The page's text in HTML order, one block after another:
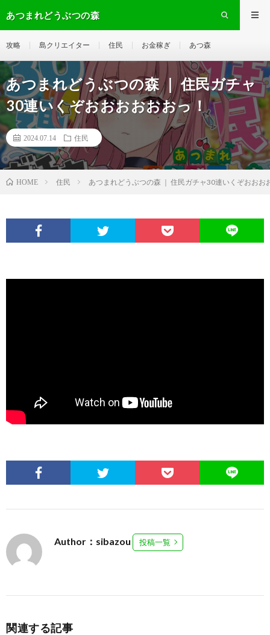
あつまれどうぶつの森
攻略 島クリエイター 住民 お金稼ぎ あつ森
あつまれどうぶつの森 ｜ 住民ガチャ
30連いくぞおおおおおおっ！
2024.07.14 住民
HOME 住民 あつまれどうぶつの森 ｜ 住民ガチャ30連いくぞおおお
Author：sibazou 投稿一覧
関連する記事